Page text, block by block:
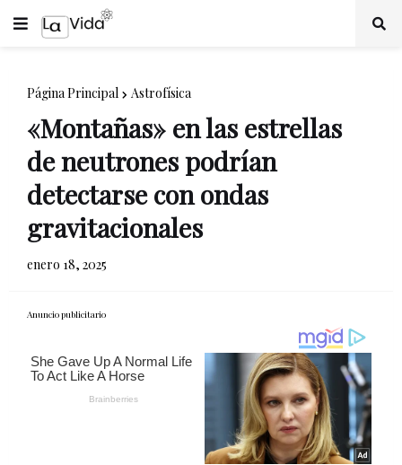
Página Principal Astrofísica
«Montañas» en las estrellas
de neutrones podrían
detectarse con ondas
gravitacionales
enero 18, 2025
Anuncio publicitario